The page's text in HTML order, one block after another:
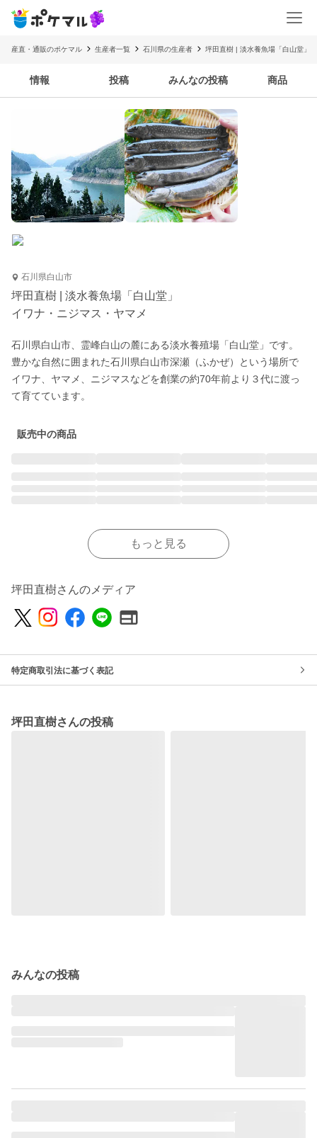
産直・通販のポケマル 生産者一覧 石川県の生産者 坪田直樹 | 淡水養魚場「白山堂」
情報 投稿 みんなの投稿 商品
石川県白山市
坪田直樹 | 淡水養魚場「白山堂」
イワナ・ニジマス・ヤマメ
石川県白山市、霊峰白山の麓にある淡水養殖場「白山堂」です。
豊かな自然に囲まれた石川県白山市深瀬（ふかぜ）という場所で
イワナ、ヤマメ、ニジマスなどを創業の約70年前より３代に渡っ
販売中の商品
もっと見る
坪田直樹さんのメディア
特定商取引法に基づく表記
坪田直樹さんの投稿
みんなの投稿